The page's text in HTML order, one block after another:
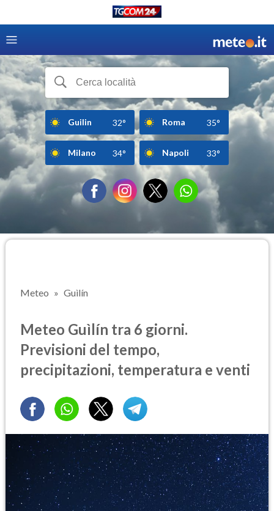
Guilin 32° Roma 35°
Milano 34° Napoli 33°
Meteo Guìlín
Meteo Guìlín tra 6 giorni.
Previsioni del tempo,
precipitazioni, temperatura e venti